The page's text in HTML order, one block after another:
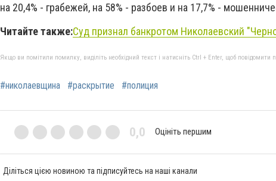
на 20,4% - грабежей, на 58% - разбоев и на 17,7% -
Читайте также:Суд признал банкротом Николаевский
Якщо ви помітили помилку, виділіть необхідний текст і натисніть Ctrl + Enter, щоб повідомити
#николаевщина #раскрытие #полиция
0,0 Оцініть першим
Діліться цією новиною та підписуйтесь на наші канали